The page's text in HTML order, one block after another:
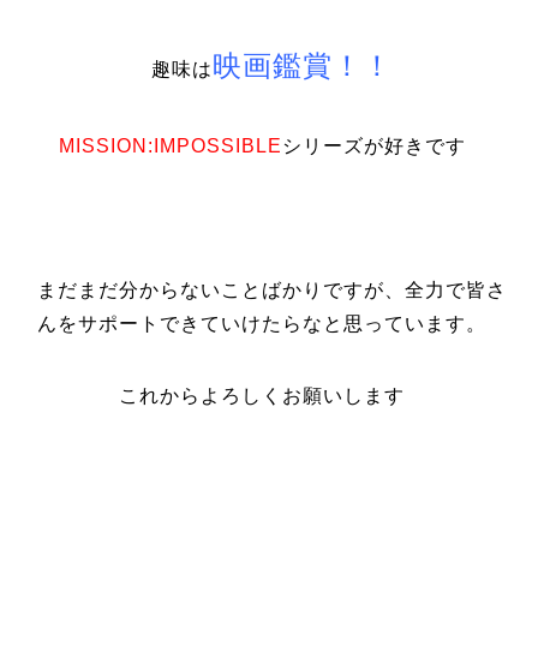
趣味は映画鑑賞！！
MISSION:IMPOSSIBLE シリーズが好きです
まだまだ分からないことばかりですが、全力で皆さ
んをサポートできていけたらなと思っています。
これからよろしくお願いします